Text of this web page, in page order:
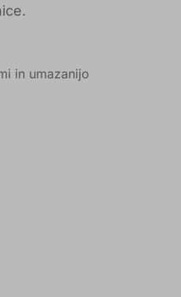
in umazanijo